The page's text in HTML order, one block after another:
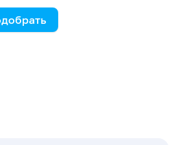
реактора (9)
Трубка для термодатчика (3)